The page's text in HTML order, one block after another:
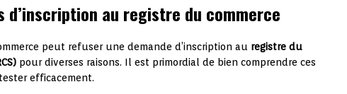
d’inscription au registre du commerce
peut refuser une demande d’inscription au registre du
pour diverses raisons. Il est primordial de bien comprendre ces
efficacement.